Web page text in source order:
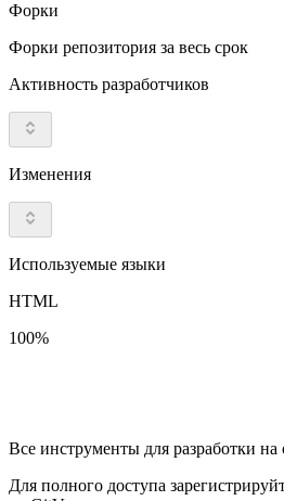
Форки
Форки репозитория за весь срок
Активность разработчиков
Изменения
Используемые языки
HTML
100%
Все инструменты для разработки
Для полного доступа